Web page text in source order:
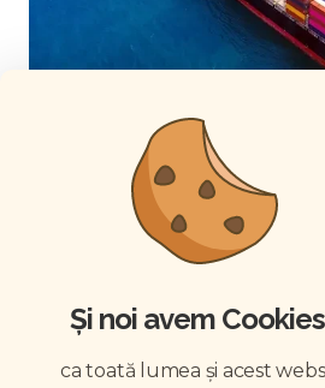
Cum importați
produse din afara UE:
pentru medicii
Și noi avem
ca toată lumea și acest